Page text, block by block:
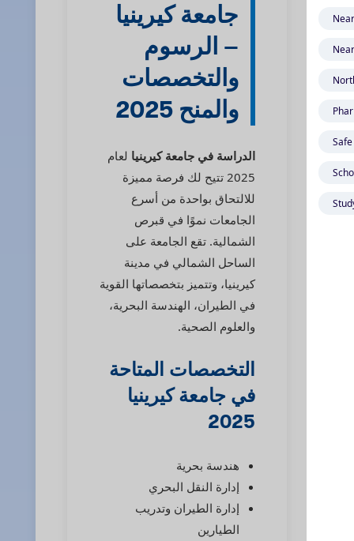
جامعة كيرينيا
– الرسوم
والتخصصات
والمنح 2025
الدراسة في جامعة كيرينيالعام
2025 تتيح لك فرصة مميزة
للالتحاق بواحدة من أسرع
الجامعات نموًا في قبرص
الشمالية. تقع الجامعة على
الساحل الشمالي في مدينة
كيرينيا، وتتميز بتخصصاتها القوية
في الطيران، الهندسة البحرية،
والعلوم الصحية.
التخصصات المتاحة
في جامعة كيرينيا
هندسة بحرية
إدارة النقل البحري
إدارة الطيران وتدريب